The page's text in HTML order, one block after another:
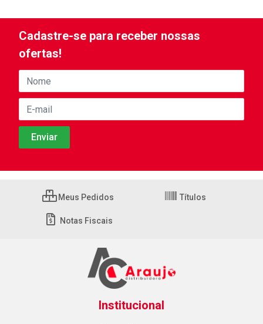
Cadastre-se para receber nossas
ofertas!
Meus Pedidos Títulos
Notas Fiscais
Institucional